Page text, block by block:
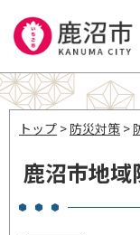
トップ > 防災対策 >
鹿沼市地域